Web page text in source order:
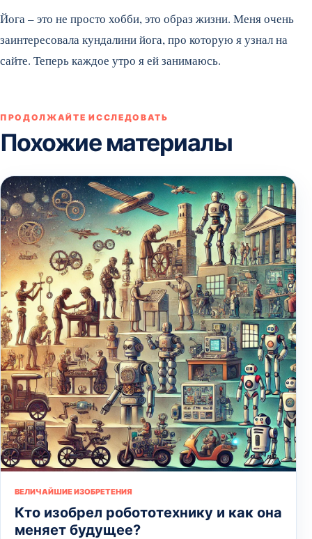
Йога – это не просто хобби, это образ жизни. Меня очень
заинтересовала кундалини йога, про которую я узнал на
сайте. Теперь каждое утро я ей занимаюсь.
ПРОДОЛЖАЙТЕ ИССЛЕДОВАТЬ
Похожие материалы
ВЕЛИЧАЙШИЕ ИЗОБРЕТЕНИЯ
Кто изобрел робототехнику и как она
меняет будущее?